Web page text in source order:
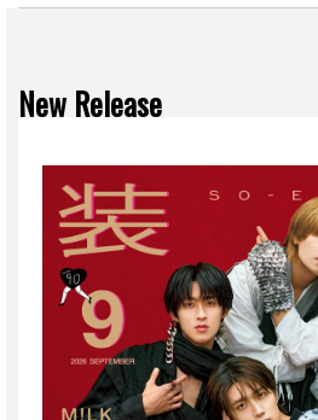
New Release